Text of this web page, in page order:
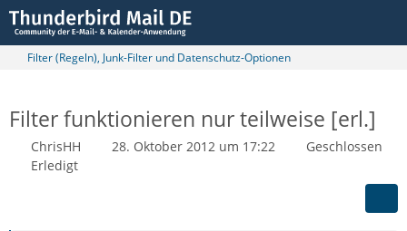
Filter (Regeln), Junk-Filter und Datenschutz-Optionen
Filter funktionieren nur teilweise [erl.]
ChrisHH 28. Oktober 2012 um 17:22
Geschlossen
Erledigt